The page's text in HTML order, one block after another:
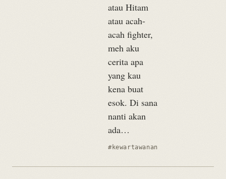
atau Hitam
atau acah-
acah fighter,
meh aku
cerita apa
yang kau
kena buat
esok. Di sana
nanti akan
ada…
#kewartawanan